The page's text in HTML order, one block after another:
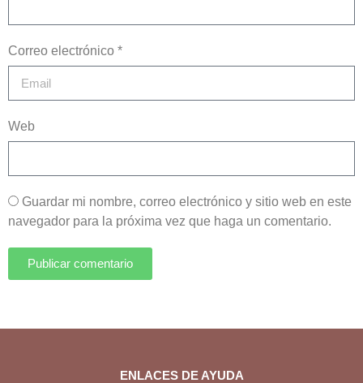
Correo electrónico *
Web
Guardar mi nombre, correo electrónico y sitio web en este
navegador para la próxima vez que haga un comentario.
Publicar comentario
ENLACES DE AYUDA